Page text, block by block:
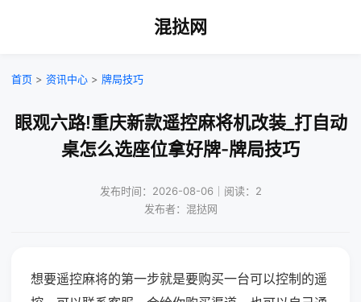
混挞网
首页 > 资讯中心 > 牌局技巧
眼观六路!重庆新款遥控麻将机改装_打自动
桌怎么选座位拿好牌-牌局技巧
发布时间：2026-08-06｜阅读：2
发布者：混挞网
想要遥控麻将的第一步就是要购买一台可以控制的遥